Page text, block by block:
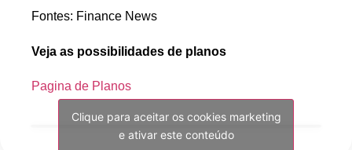
Fontes: Finance News
Veja as possibilidades de planos
Pagina de Planos
Clique para aceitar os cookies marketing
e ativar este conteúdo